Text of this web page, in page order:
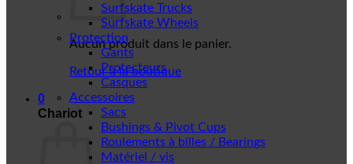
Aucun produit dans le panier.
Retour à la boutique
0
Chariot
Surfskate Trucks
Surfskate Wheels
Protection
Gants
Protecteurs
Casques
Accessoires
Sacs
Bushings & Pivot Cups
Roulements à billes / Bearings
Matériel / vis